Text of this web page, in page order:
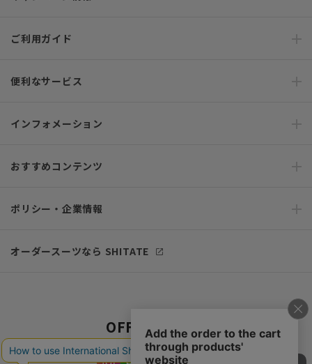
ご利用ガイド
便利なサービス
インフォメーション
おすすめコンテンツ
ポリシー・企業情報
オーダースーツなら SHITATE
OFFICIAL SNS